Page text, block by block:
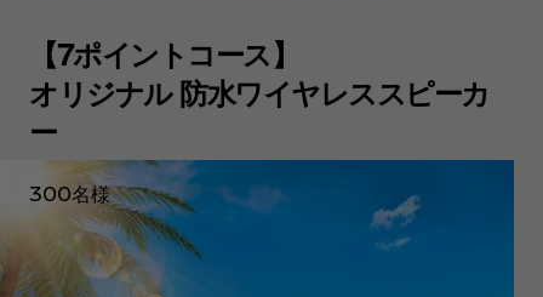
【7ポイントコース】
オリジナル 防水ワイヤレススピーカ
ー
300名様